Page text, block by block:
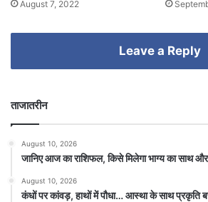
August 7, 2022
Leave a Reply
ताजातरीन
August 10, 2026
जानिए आज का राशिफल, किसे मिलेगा भाग्य का साथ और
August 10, 2026
कंधों पर कांवड़, हाथों में पौधा… आस्था के साथ प्रकृति